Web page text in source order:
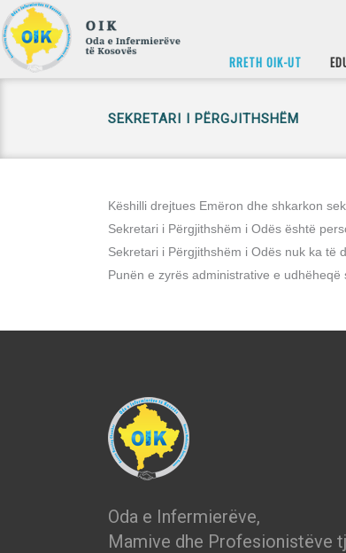
RRETH OIK-UT
SEKRETARI I PËRGJITHSHËM
Këshilli drejtues Emëron dhe shkarkon
Sekretari i Përgjithshëm i Odës është
Sekretari i Përgjithshëm i Odës nuk ka të
Punën e zyrës administrative e udhëheqë
Oda e Infermierëve,
Mamive dhe Profesionistëve